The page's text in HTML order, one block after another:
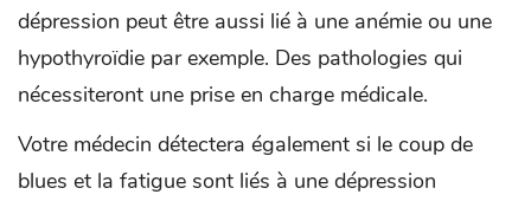
dépression peut être aussi lié à une anémie ou une
hypothyroïdie par exemple. Des pathologies qui
nécessiteront une prise en charge médicale.
Votre médecin détectera également si le coup de
blues et la fatigue sont liés à une dépression